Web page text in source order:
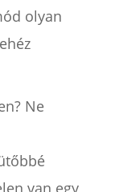
olyan
Ne